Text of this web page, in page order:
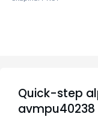
Quick-step